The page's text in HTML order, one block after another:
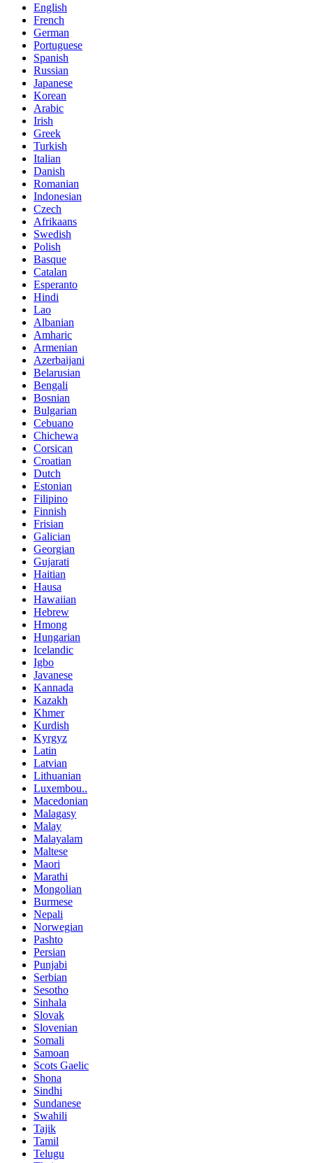
English
French
German
Portuguese
Spanish
Russian
Japanese
Korean
Arabic
Irish
Greek
Turkish
Italian
Danish
Romanian
Indonesian
Czech
Afrikaans
Swedish
Polish
Basque
Catalan
Esperanto
Hindi
Lao
Albanian
Amharic
Armenian
Azerbaijani
Belarusian
Bengali
Bosnian
Bulgarian
Cebuano
Chichewa
Corsican
Croatian
Dutch
Estonian
Filipino
Finnish
Frisian
Galician
Georgian
Gujarati
Haitian
Hausa
Hawaiian
Hebrew
Hmong
Hungarian
Icelandic
Igbo
Javanese
Kannada
Kazakh
Khmer
Kurdish
Kyrgyz
Latin
Latvian
Lithuanian
Luxembou..
Macedonian
Malagasy
Malay
Malayalam
Maltese
Maori
Marathi
Mongolian
Burmese
Nepali
Norwegian
Pashto
Persian
Punjabi
Serbian
Sesotho
Sinhala
Slovak
Slovenian
Somali
Samoan
Scots Gaelic
Shona
Sindhi
Sundanese
Swahili
Tajik
Tamil
Telugu